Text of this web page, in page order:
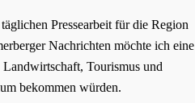
Pressearbeit für die Region
Nachrichten möchte ich eine
Tourismus und
bekommen würden.